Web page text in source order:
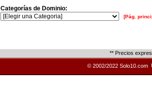
Categorías de Dominio:
[Pág.
** Precios
© 2002/2022 Solo10.com